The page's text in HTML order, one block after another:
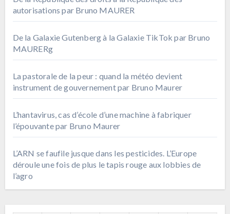
autorisations par Bruno MAURER
De la Galaxie Gutenberg à la Galaxie TikTok par Bruno
MAURERg
La pastorale de la peur : quand la météo devient
instrument de gouvernement par Bruno Maurer
L’hantavirus, cas d’école d’une machine à fabriquer
l’épouvante par Bruno Maurer
L’ARN se faufile jusque dans les pesticides. L’Europe
déroule une fois de plus le tapis rouge aux lobbies de
l’agro